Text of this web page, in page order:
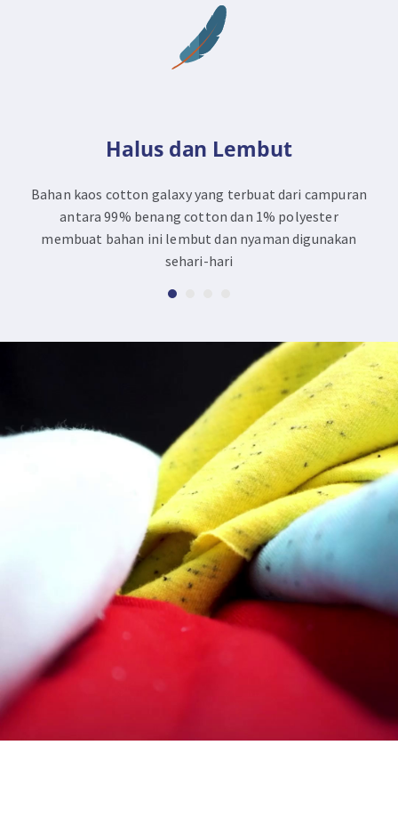
Halus dan Lembut
Bahan kaos cotton galaxy yang terbuat dari campuran
antara 99% benang cotton dan 1% polyester
membuat bahan ini lembut dan nyaman digunakan
sehari-hari